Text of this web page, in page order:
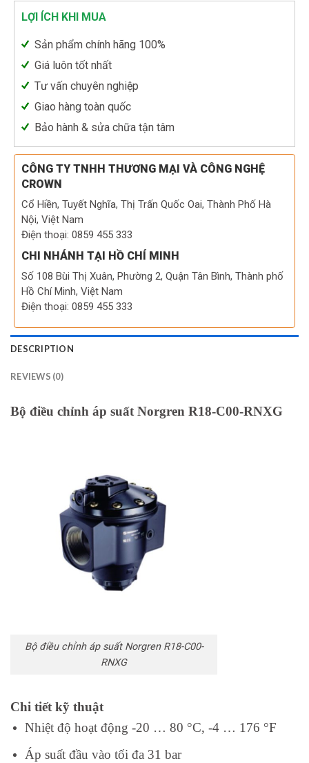
LỢI ÍCH KHI MUA
Sản phẩm chính hãng 100%
Giá luôn tốt nhất
Tư vấn chuyên nghiệp
Giao hàng toàn quốc
Bảo hành & sửa chữa tận tâm
CÔNG TY TNHH THƯƠNG MẠI VÀ CÔNG NGHỆ
CROWN
Cổ Hiền, Tuyết Nghĩa, Thị Trấn Quốc Oai, Thành Phố Hà
Nội, Việt Nam
Điện thoại: 0859 455 333
CHI NHÁNH TẠI HỒ CHÍ MINH
Số 108 Bùi Thị Xuân, Phường 2, Quận Tân Bình, Thành phố
Hồ Chí Minh, Việt Nam
Điện thoại: 0859 455 333
DESCRIPTION
REVIEWS (0)
Bộ điều chỉnh áp suất Norgren R18-C00-RNXG
Bộ điều chỉnh áp suất Norgren R18-C00-
RNXG
Chi tiết kỹ thuật
Nhiệt độ hoạt động -20 … 80 °C, -4 … 176 °F
Áp suất đầu vào tối đa 31 bar